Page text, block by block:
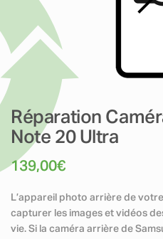
Réparation
Note 20 Ultra
139,00€
L’appareil photo arrière de
capturer les images et vidéos
vie. Si la caméra arrière de